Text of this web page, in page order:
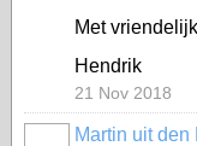
Met
Hendrik
21 Nov 2018
Martin uit den